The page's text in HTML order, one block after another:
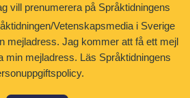
vill prenumerera på Språktidningens
Vetenskapsmedia i Sverige
mejladress. Jag kommer att få ett mejl
min mejladress. Läs Språktidningens